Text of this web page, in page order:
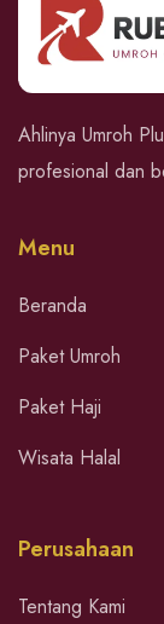
Ahlinya Umroh
profesional dan
Menu
Beranda
Paket Umroh
Paket Haji
Wisata Halal
Perusahaan
Tentang Kami